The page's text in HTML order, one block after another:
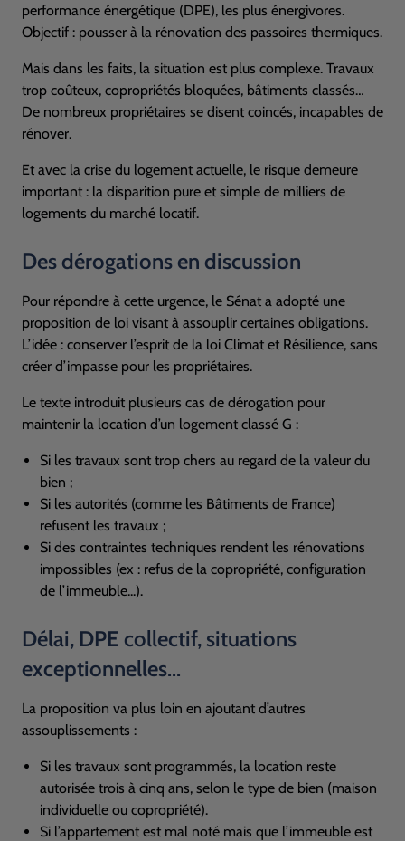
performance énergétique (DPE), les plus énergivores.
Objectif : pousser à la rénovation des passoires thermiques.
Mais dans les faits, la situation est plus complexe. Travaux
trop coûteux, copropriétés bloquées, bâtiments classés…
De nombreux propriétaires se disent coincés, incapables de
rénover.
Et avec la crise du logement actuelle, le risque demeure
important : la disparition pure et simple de milliers de
logements du marché locatif.
Des dérogations en discussion
Pour répondre à cette urgence, le Sénat a adopté une
proposition de loi visant à assouplir certaines obligations.
L’idée : conserver l’esprit de la loi Climat et Résilience, sans
créer d’impasse pour les propriétaires.
Le texte introduit plusieurs cas de dérogation pour
maintenir la location d’un logement classé G :
Si les travaux sont trop chers au regard de la valeur du
bien ;
Si les autorités (comme les Bâtiments de France)
refusent les travaux ;
Si des contraintes techniques rendent les rénovations
impossibles (ex : refus de la copropriété, configuration
de l’immeuble...).
Délai, DPE collectif, situations
exceptionnelles...
La proposition va plus loin en ajoutant d’autres
assouplissements :
Si les travaux sont programmés, la location reste
autorisée trois à cinq ans, selon le type de bien (maison
individuelle ou copropriété).
Si l’appartement est mal noté mais que l’immeuble est